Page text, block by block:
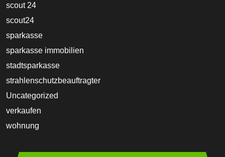
scout 24
scout24
sparkasse
sparkasse immobilien
stadtsparkasse
strahlenschutzbeauftragter
Uncategorized
verkaufen
wohnung